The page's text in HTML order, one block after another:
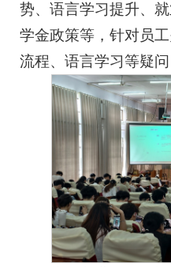
势、语言学习提升、
学金政策等，针对员
流程、语言学习等疑问